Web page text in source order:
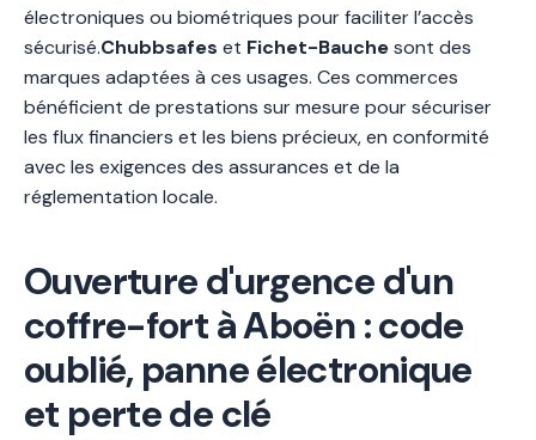
électroniques ou biométriques pour faciliter l’accès
sécurisé.Chubbsafes et Fichet-Bauchesont des
marques adaptées à ces usages. Ces commerces
bénéficient de prestations sur mesure pour sécuriser
les flux financiers et les biens précieux, en conformité
avec les exigences des assurances et de la
réglementation locale.
Ouverture d'urgence d'un
coffre-fort à Aboën : code
oublié, panne électronique
et perte de clé